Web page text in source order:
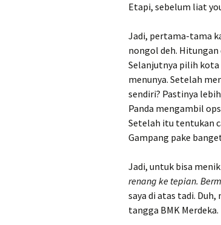
Etapi, sebelum liat
Jadi, pertama-tama
nongol deh. Hitungan
Selanjutnya pilih kota
menunya. Setelah
sendiri? Pastinya
Panda mengambil
Setelah itu tentukan
Gampang pake
Jadi, untuk bisa
renang ke tepian.
saya di atas tadi.
tangga BMK Merdeka.